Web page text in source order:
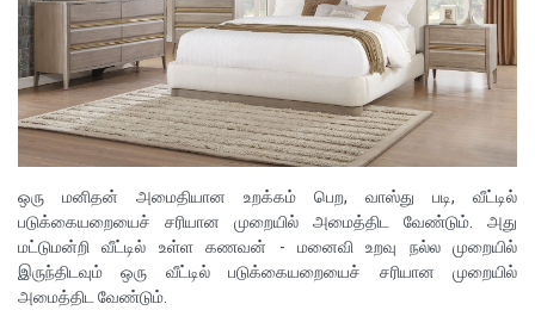
ஒரு மனிதன் அமைதியான உறக்கம் பெற, வாஸ்து படி, வீட்டில்
படுக்கையறையைச் சரியான முறையில் அமைத்திட வேண்டும். அது
மட்டுமன்றி வீட்டில் உள்ள கணவன் - மனைவி உறவு நல்ல முறையில்
இருந்திடவும் ஒரு வீட்டில் படுக்கையறையைச் சரியான முறையில்
அமைத்திட வேண்டும்.